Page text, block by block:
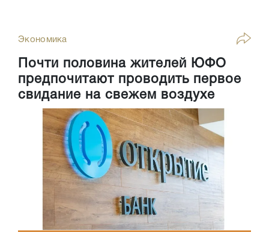
Экономика
Почти половина жителей ЮФО
предпочитают проводить первое
свидание на свежем воздухе